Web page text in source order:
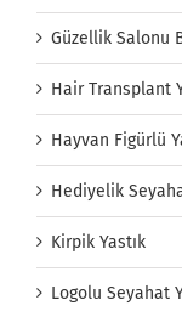
Güzellik Salonu
Hair Transplant
Hayvan Figürlü
Hediyelik
Kirpik Yastık
Logolu Seyahat